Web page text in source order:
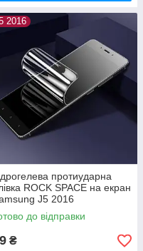
2016
протиударна
ROCK SPACE на екран
J5 2016
до відправки
₴